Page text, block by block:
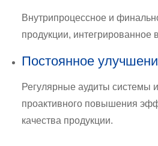
Внутрипроцессное и
продукции, интегрированное
Постоянное
Регулярные аудиты системы
проактивного повышения
качества продукции.